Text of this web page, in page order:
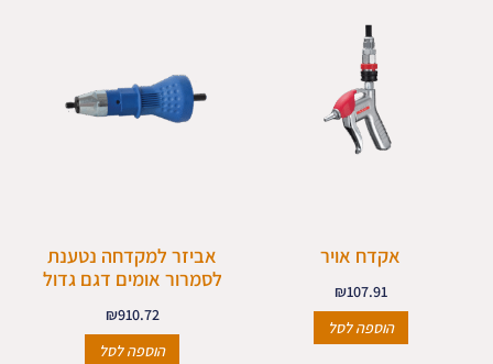
אקדח אויר
₪107.91
הוספה לסל
אביזר למקדחה נטענת
לסמרור אומים דגם גדול
₪910.72
הוספה לסל